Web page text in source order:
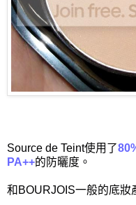
Source de Teint使用了
PA++的防曬度。
和BOURJOIS一般的底妝